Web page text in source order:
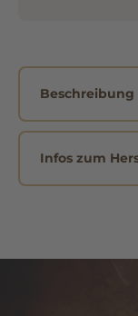
Beschreibung
Infos zum